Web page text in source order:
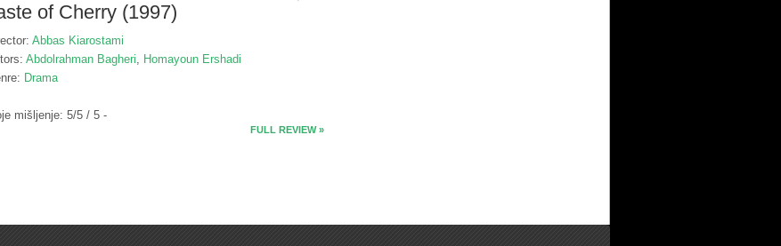
of Cherry (1997)
Abbas Kiarostami
Abdolrahman Bagheri, Homayoun Ershadi
Drama
mišljenje: 5/5 / 5 -
FULL REVIEW »